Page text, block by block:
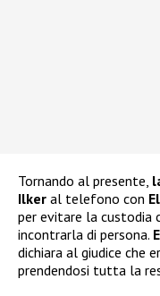
Tornando al presente,
Ilker al telefono con
per evitare la custodia
incontrarla di persona.
dichiara al giudice che
prendendosi tutta la